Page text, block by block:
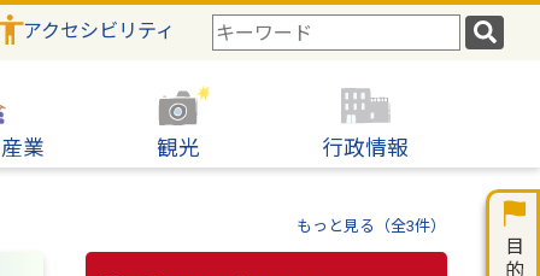
アクセシビリティ
検
ー
業 観光 行政情報
もっと見る（全3件）